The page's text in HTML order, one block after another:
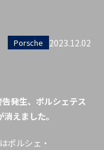
Porsche 2023.12.02
告発生、ポルシェテス
えました。
ポルシェ・